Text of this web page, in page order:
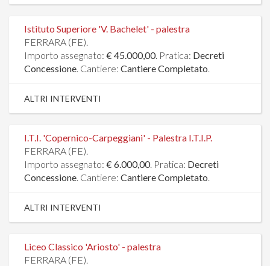
Istituto Superiore 'V. Bachelet' - palestra
FERRARA (FE).
Importo assegnato: € 45.000,00. Pratica: Decreti
Concessione. Cantiere: Cantiere Completato.
ALTRI INTERVENTI
I.T.I. 'Copernico-Carpeggiani' - Palestra I.T.I.P.
FERRARA (FE).
Importo assegnato: € 6.000,00. Pratica: Decreti
Concessione. Cantiere: Cantiere Completato.
ALTRI INTERVENTI
Liceo Classico 'Ariosto' - palestra
FERRARA (FE).